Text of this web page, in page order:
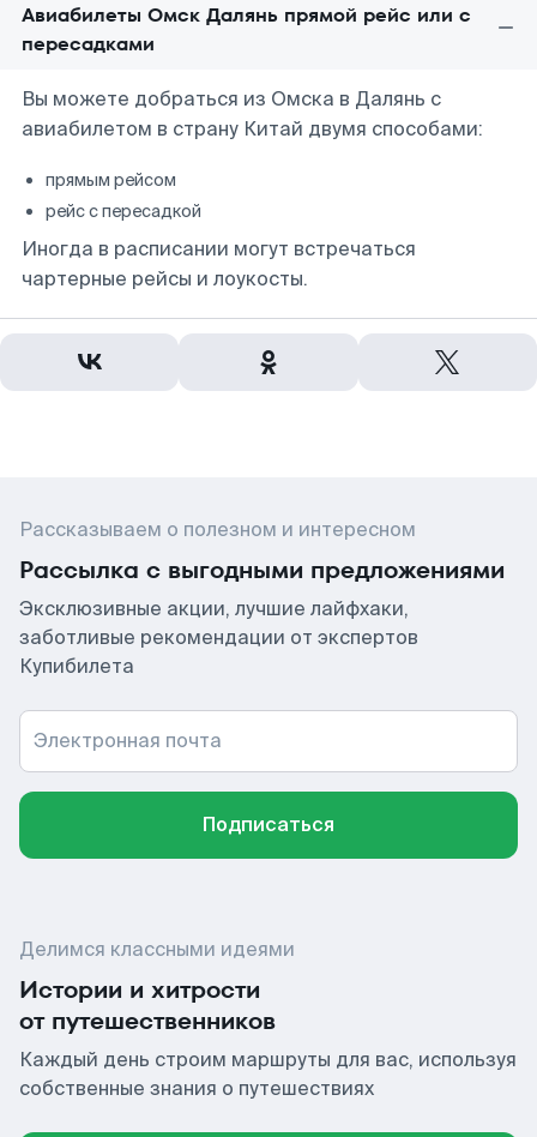
Авиабилеты Омск Далянь прямой рейс или с
пересадками
Вы можете добраться из Омска в Далянь с
авиабилетом в страну Китай двумя способами:
прямым рейсом
рейс с пересадкой
Иногда в расписании могут встречаться
чартерные рейсы и лоукосты.
Рассказываем о полезном и интересном
Рассылка с выгодными предложениями
Эксклюзивные акции, лучшие лайфхаки,
заботливые рекомендации от экспертов
Купибилета
Электронная почта
Подписаться
Делимся классными идеями
Истории и хитрости
от путешественников
Каждый день строим маршруты для вас, используя
собственные знания о путешествиях